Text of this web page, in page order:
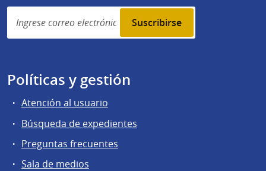
Simplenews
subscription
Políticas y gestión
Atención al usuario
Búsqueda de expedientes
Preguntas frecuentes
Sala de medios